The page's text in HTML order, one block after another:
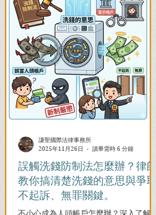
誤觸洗錢防制法怎麼辦？律師
教你搞清楚洗錢的意思與爭取
不起訴、無罪關鍵。
謙聖國際法律事務所
2025年11月26日
讀畢需時 6 分鐘